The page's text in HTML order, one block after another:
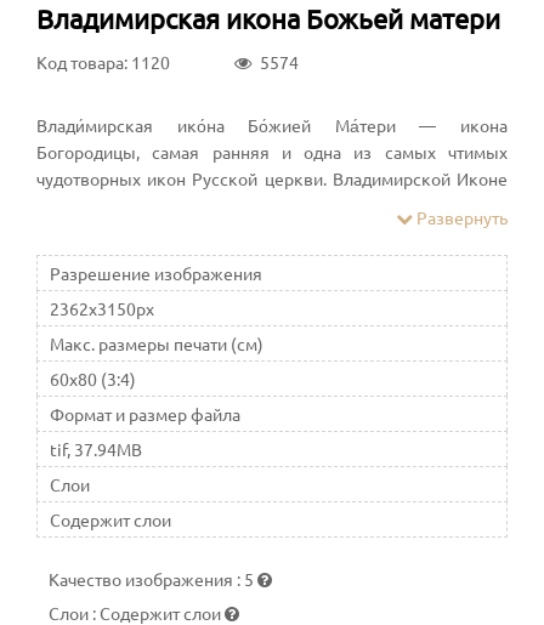
Владимирская икона Божьей матери
Код товара: 1120 5574
Влади́мирская ико́на Бо́жией Ма́тери — икона
Богородицы, самая ранняя и одна из самых чтимых
чудотворных икон Русской церкви. Владимирской Иконе
помощи в защите от врагов. К этой иконе обращаются во
время различных бедствий и просят о помощи в
исцелении от болезней.
Развернуть
Разрешение изображения
2362x3150px
Макс. размеры печати (см)
60x80 (3:4)
Формат и размер файла
tif, 37.94MB
Слои
Содержит слои
Качество изображения : 5
Слои :Содержит слои